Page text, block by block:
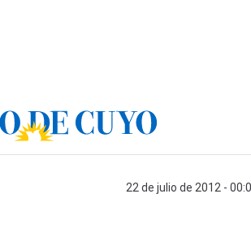
22 de julio de 2012 -